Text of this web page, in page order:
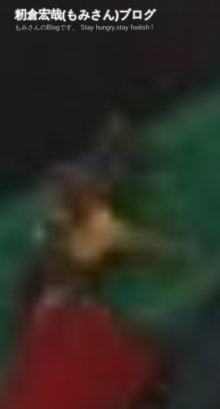
籾倉宏哉(もみさん)ブログ
もみさんのBlogです。 Stay hungry,stay foolish !